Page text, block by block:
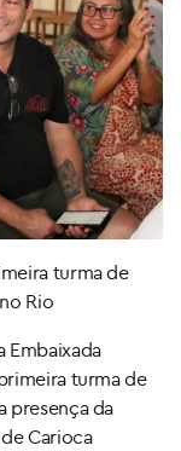
turma de
Rio
Embaixada
turma de
presença da
Carioca